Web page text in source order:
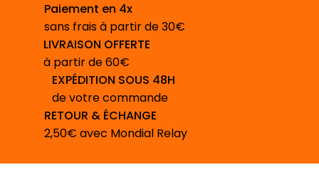
Paiement en 4x
sans frais à partir de 30€
LIVRAISON OFFERTE
à partir de 60€
EXPÉDITION SOUS 48H
de votre commande
RETOUR & ÉCHANGE
2,50€ avec Mondial Relay